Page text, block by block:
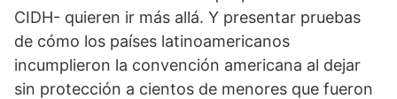
CIDH- quieren ir más allá. Y presentar pruebas
de cómo los países latinoamericanos
incumplieron la convención americana al dejar
sin protección a cientos de menores que fueron